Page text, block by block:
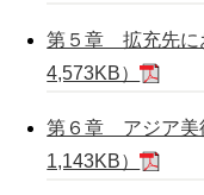
第５章 拡充先に
4,573KB）
第６章 アジア美
1,143KB）